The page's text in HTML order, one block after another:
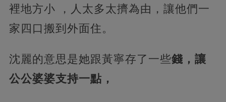
裡地方小 ，人太多太擠為由，讓他們一
家四口搬到外面住。
沈麗的意思是她跟黃寧存了一些錢，讓
公公婆婆支持一點，